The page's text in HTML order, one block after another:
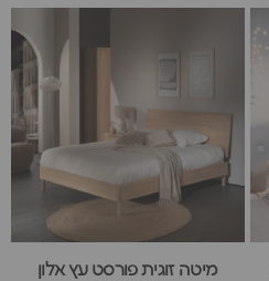
מיטה זוגית פורסט עץ אלון